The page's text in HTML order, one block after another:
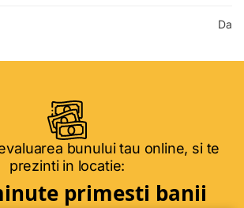
Da
bunului tau online, si te
prezinti in locatie:
primesti banii